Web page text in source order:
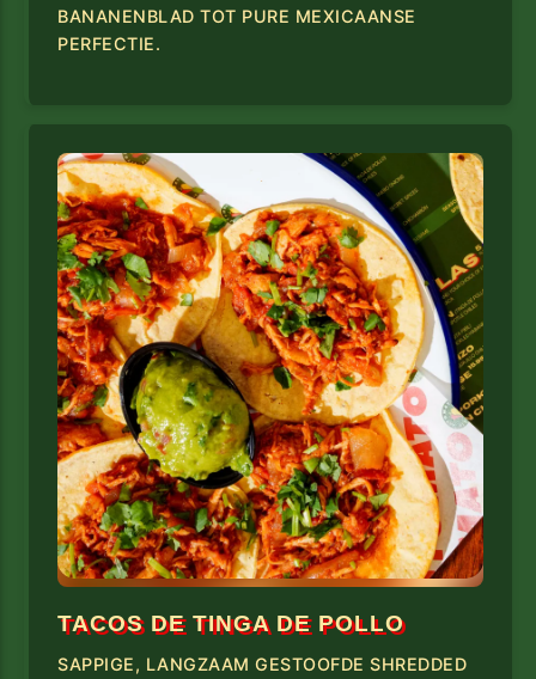
BANANENBLAD TOT PURE MEXICAANSE
PERFECTIE.
TACOS DE TINGA DE POLLO
SAPPIGE, LANGZAAM GESTOOFDE SHREDDED